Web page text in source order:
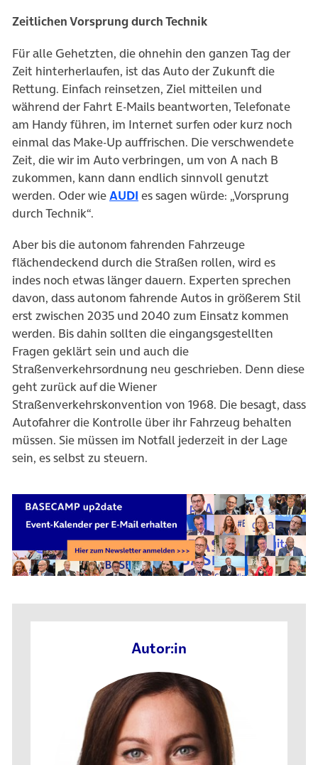
Zeitlichen Vorsprung durch Technik
Für alle Gehetzten, die ohnehin den ganzen Tag der
Zeit hinterherlaufen, ist das Auto der Zukunft die
Rettung. Einfach reinsetzen, Ziel mitteilen und
während der Fahrt E-Mails beantworten, Telefonate
am Handy führen, im Internet surfen oder kurz noch
einmal das Make-Up auffrischen. Die verschwendete
Zeit, die wir im Auto verbringen, um von A nach B
zukommen, kann dann endlich sinnvoll genutzt
werden. Oder wieAUDI es sagen würde: „Vorsprung
durch Technik“.
Aber bis dieautonom fahrenden Fahrzeuge
flächendeckend durch die Straßen rollen, wird es
indes noch etwas länger dauern. Experten sprechen
davon, dass autonom fahrende Autos in größerem Stil
erst zwischen 2035 und 2040 zum Einsatz kommen
werden. Bis dahin sollten die eingangsgestellten
Fragen geklärt sein und auch die
Straßenverkehrsordnung neu geschrieben. Denn diese
geht zurück auf die Wiener
Straßenverkehrskonvention von 1968. Die besagt, dass
Autofahrer die Kontrolle über ihr Fahrzeug behalten
müssen. Sie müssen im Notfall jederzeit in der Lage
sein, esselbst zu steuern.
Autor:in